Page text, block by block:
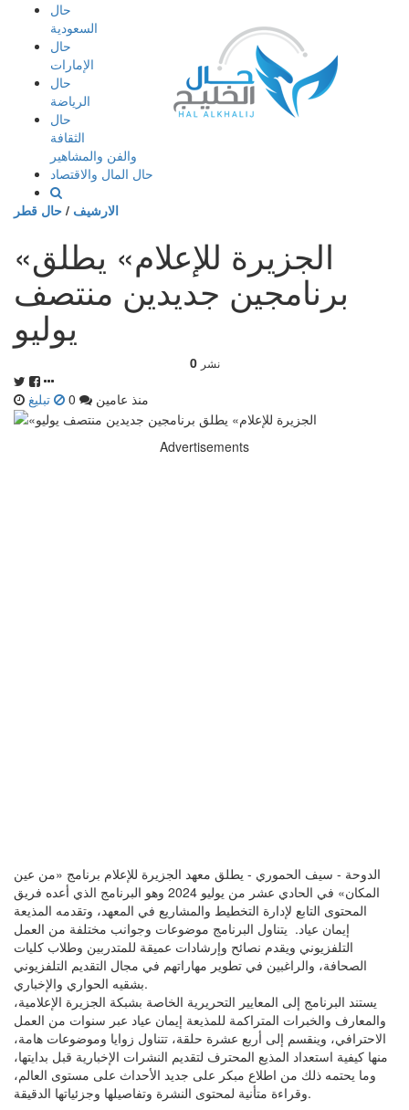
إذهب
المحتوى
حال
السعودية
حال
الإمارات
حال
الرياضة
حال
الثقافة
والفن والمشاهير
حال المال والاقتصاد
الارشيف / حال قطر
«الجزيرة للإعلام» يطلق
برنامجين جديدين منتصف
يوليو
0 نشر
منذ عامين تبليغ
Advertisements
الدوحة - سيف الحموري - يطلق معهد الجزيرة للإعلام برنامج «من عين
المكان» في الحادي عشر من يوليو 2024 وهو البرنامج الذي أعده فريق
المحتوى التابع لإدارة التخطيط والمشاريع في المعهد، وتقدمه المذيعة
إيمان عياد. يتناول البرنامج موضوعات وجوانب مختلفة من العمل
التلفزيوني ويقدم نصائح وإرشادات عميقة للمتدربين وطلاب كليات
الصحافة، والراغبين في تطوير مهاراتهم في مجال التقديم التلفزيوني
بشقيه الحواري والإخباري.
يستند البرنامج إلى المعايير التحريرية الخاصة بشبكة الجزيرة الإعلامية،
والمعارف والخبرات المتراكمة للمذيعة إيمان عياد عبر سنوات من العمل
الاحترافي، وينقسم إلى أربع عشرة حلقة، تتناول زوايا وموضوعات هامة،
منها كيفية استعداد المذيع المحترف لتقديم النشرات الإخبارية قبل بدايتها،
وما يحتمه ذلك من اطلاع مبكر على جديد الأحداث على مستوى العالم،
وقراءة متأنية لمحتوى النشرة وتفاصيلها وجزئياتها الدقيقة.